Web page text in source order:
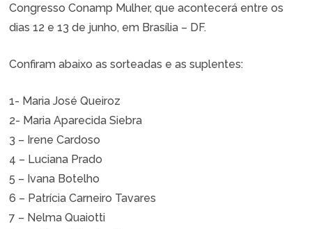
Congresso Conamp Mulher, que acontecerá entre os
dias 12 e 13 de junho, em Brasília – DF.
Confiram abaixo as sorteadas e as suplentes:
1- Maria José Queiroz
2- Maria Aparecida Siebra
3 – Irene Cardoso
4 – Luciana Prado
5 – Ivana Botelho
6 – Patrícia Carneiro Tavares
7 – Nelma Quaiotti